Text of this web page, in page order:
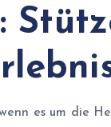
es um die